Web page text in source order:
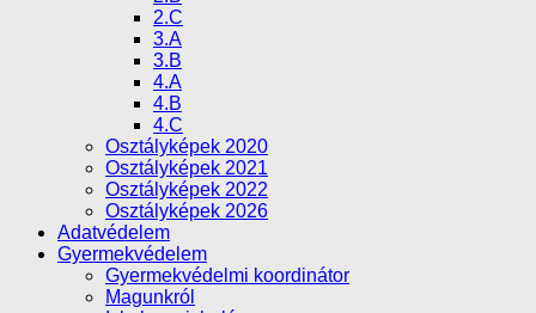
2.C
3.A
3.B
4.A
4.B
4.C
Osztályképek 2020
Osztályképek 2021
Osztályképek 2022
Osztályképek 2026
Adatvédelem
Gyermekvédelem
Gyermekvédelmi koordinátor
Magunkról